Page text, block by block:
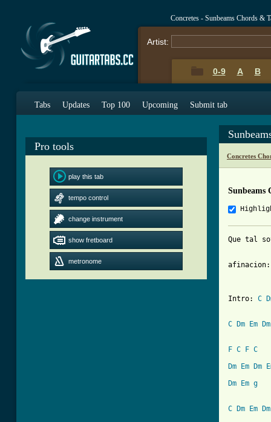
Concretes - Sunbeams Chords &
Artist:
0-9 A B
Tabs Updates Top 100 Upcoming Submit tab
Pro tools
play this tab
tempo control
change instrument
show fretboard
metronome
Concretes
Sunbeams
Que tal
Intro: C
C Dm Em Dm
F C F C
Dm
Em Dm
Dm
Em g
C
Dm Em Dm